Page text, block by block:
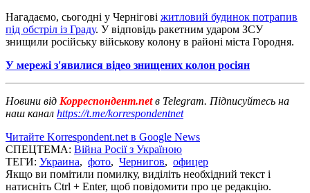
Нагадаємо, сьогодні у Чернігові житловий будинок потрапив
під обстріл із Граду. У відповідь ракетним ударом ЗСУ
знищили російську військову колону в районі міста Городня.
У мережі з'явилися відео знищених колон росіян
Новини від Корреспондент.netв Telegram. Підписуйтесь на
наш канал https://t.me/korrespondentnet
Читайте Korrespondent.net в Google News
СПЕЦТЕМА: Війна Росії з Україною
ТЕГИ: Украина, фото, Чернигов, офицер
Якщо ви помітили помилку, виділіть необхідний текст і
натисніть Ctrl + Enter, щоб повідомити про це редакцію.